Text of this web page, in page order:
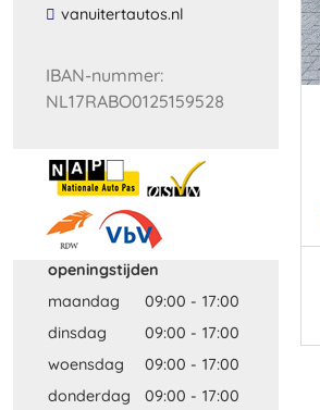
​vanuitertautos​.​nl​
IBAN-nummer:
NL17RABO0125159528
openingstijden
maandag
09:00 - 17:00
dinsdag
09:00 - 17:00
woensdag
09:00 - 17:00
donderdag
09:00 - 17:00